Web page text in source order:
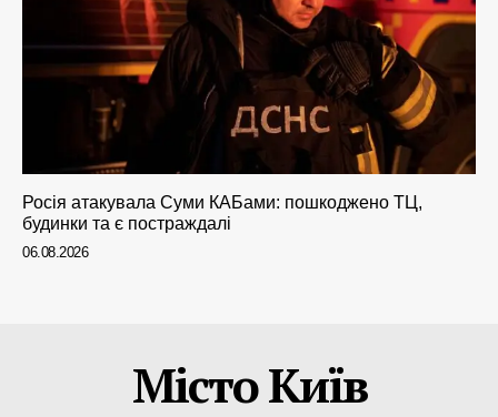
Росія атакувала Суми КАБами: пошкоджено ТЦ,
будинки та є постраждалі
06.08.2026
Місто Київ